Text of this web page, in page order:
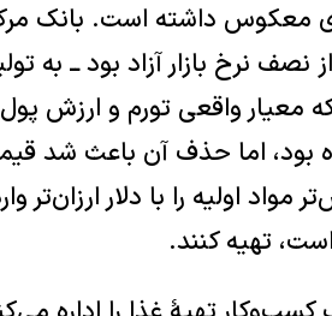
معکوس داشته است. بانک
نصف نرخ بازار آزاد بود ــ به
معیار واقعی تورم و
بود، اما حذف آن باعث شد
اولیه را با دلار ارزان‌تر
است، تهیه کنند.